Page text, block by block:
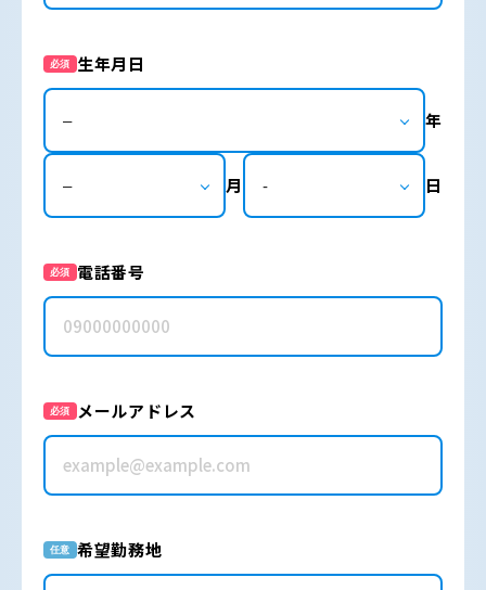
必須 生年月日
年
月 日
必須 電話番号
必須 メールアドレス
任意 希望勤務地